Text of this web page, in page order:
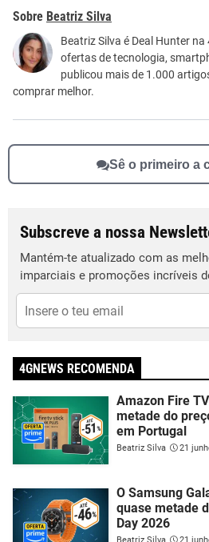
Este conteúdo contém informação
Este conteúdo não tem a
Outro
Beatriz Silva
Beatriz Silva é Deal Hunter
ofertas de tecnologia,
publicou mais de 1.000
comprar melhor.
Sê o primeiro a
Subscreve a nossa
Mantém-te atualizado com as
imparciais e promoções incríveis
4GNEWS RECOMENDA
Amazon Fire
metade do
em Portugal
Beatriz Silva 21
O Samsung
quase metade
Day 2026